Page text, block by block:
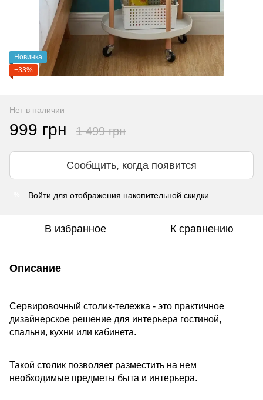
Новинка
−33%
Нет в наличии
999 грн 1 499 грн
Сообщить, когда появится
Войти для отображения накопительной скидки
В избранное К сравнению
Описание
Сервировочный столик-тележка - это практичное
дизайнерское решение для интерьера гостиной,
спальни, кухни или кабинета.
Такой столик позволяет разместить на нем
необходимые предметы быта и интерьера.